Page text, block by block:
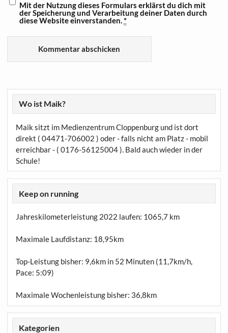
Mit der Nutzung dieses Formulars erklärst du dich mit
der Speicherung und Verarbeitung deiner Daten durch
diese Website einverstanden.*
Wo ist Maik?
Maik sitzt im Medienzentrum Cloppenburg und ist dort
direkt ( 04471-706002 ) oder - falls nicht am Platz - mobil
erreichbar - ( 0176-56125004 ). Bald auch wieder in der
Schule!
Keep on running
Jahreskilometerleistung 2022 laufen: 1065,7 km
Maximale Laufdistanz: 18,95km
Top-Leistung bisher: 9,6km in 52 Minuten (11,7km/h,
Pace: 5:09)
Maximale Wochenleistung bisher: 36,8km
Kategorien